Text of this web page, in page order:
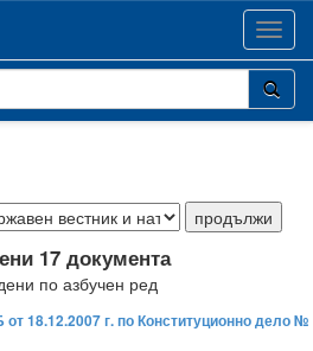
17 документа
по азбучен ред
18.12.2007 г. по Конституционно дело №